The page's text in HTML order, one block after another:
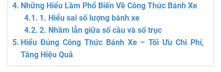
Những Hiểu Lầm Phổ Biến Về Công Thức Bánh Xe
1. Hiểu sai số lượng bánh xe
2. Nhầm lẫn giữa số cầu và số trục
Hiểu Đúng Công Thức Bánh Xe – Tối Ưu Chi Phí,
Tăng Hiệu Quả